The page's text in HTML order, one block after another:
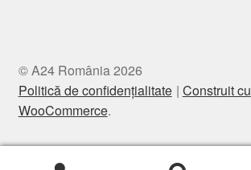
© A24 România 2026
Politică de confidențialitate Construit cu
WooCommerce.